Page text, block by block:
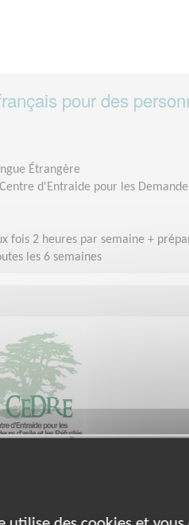
pour des
Étrangère
d'Entraide pour les
fois 2 heures par semaine +
les 6 semaines
pour des personnes